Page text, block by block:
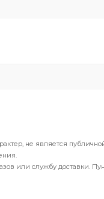
не является
или службу доставки.